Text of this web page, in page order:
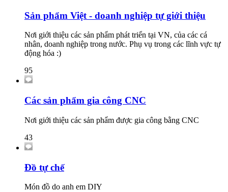
Sản phẩm Việt - doanh nghiệp tự giới thiệu
Nơi giới thiệu các sản phẩm phát triển tại VN, của các cá
nhân, doanh nghiệp trong nước. Phụ vụ trong các lĩnh vực tự
động hóa :)
95
Các sản phẩm gia công CNC
Nơi giới thiệu các sản phẩm được gia công bằng CNC
43
Đồ tự chế
Món đồ do anh em DIY